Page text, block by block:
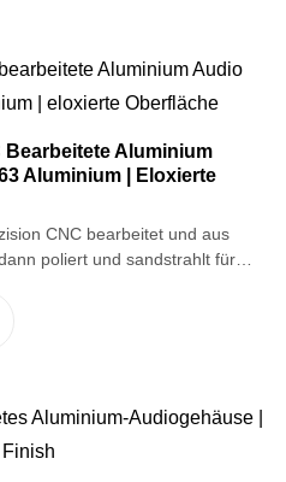
Aluminium
Aluminium | Eloxierte
CNC bearbeitet und aus
poliert und sandstrahlt für
und ein